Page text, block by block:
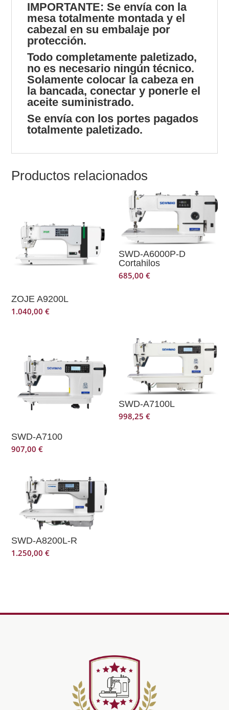
IMPORTANTE: Se envía con la
mesa totalmente montada y el
cabezal en su embalaje por
protección.
Todo completamente paletizado,
no es necesario ningún técnico.
Solamente colocar la cabeza en
la bancada, conectar y ponerle el
aceite suministrado.
Se envía con los portes pagados
totalmente paletizado.
Productos relacionados
ZOJE A9200L
1.040,00€
SWD-A6000P-D
Cortahilos
685,00€
SWD-A7100
907,00€
SWD-A7100L
998,25€
SWD-A8200L-R
1.250,00€